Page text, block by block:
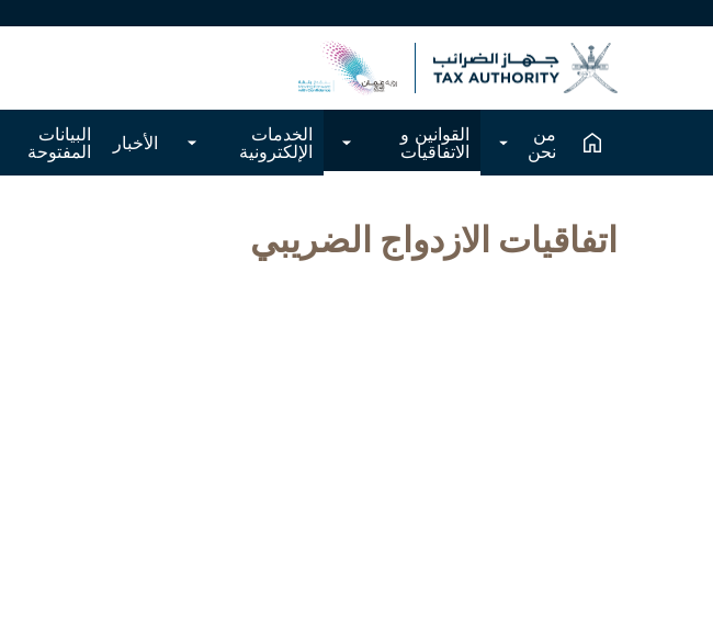
من
نحن
القوانين و
الاتفاقيات
الخدمات
الإلكترونية
الأخبار
البيانات
المفتوحة
اتفاقيات الازدواج الضريبي